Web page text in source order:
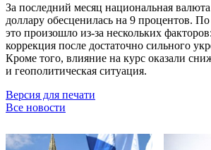
За последний месяц национальная
доллару обесценилась на 9 процентов.
это произошло из-за нескольких
коррекция после достаточно сильного
Кроме того, влияние на курс оказали
и геополитическая ситуация.
Версия для печати
Все новости